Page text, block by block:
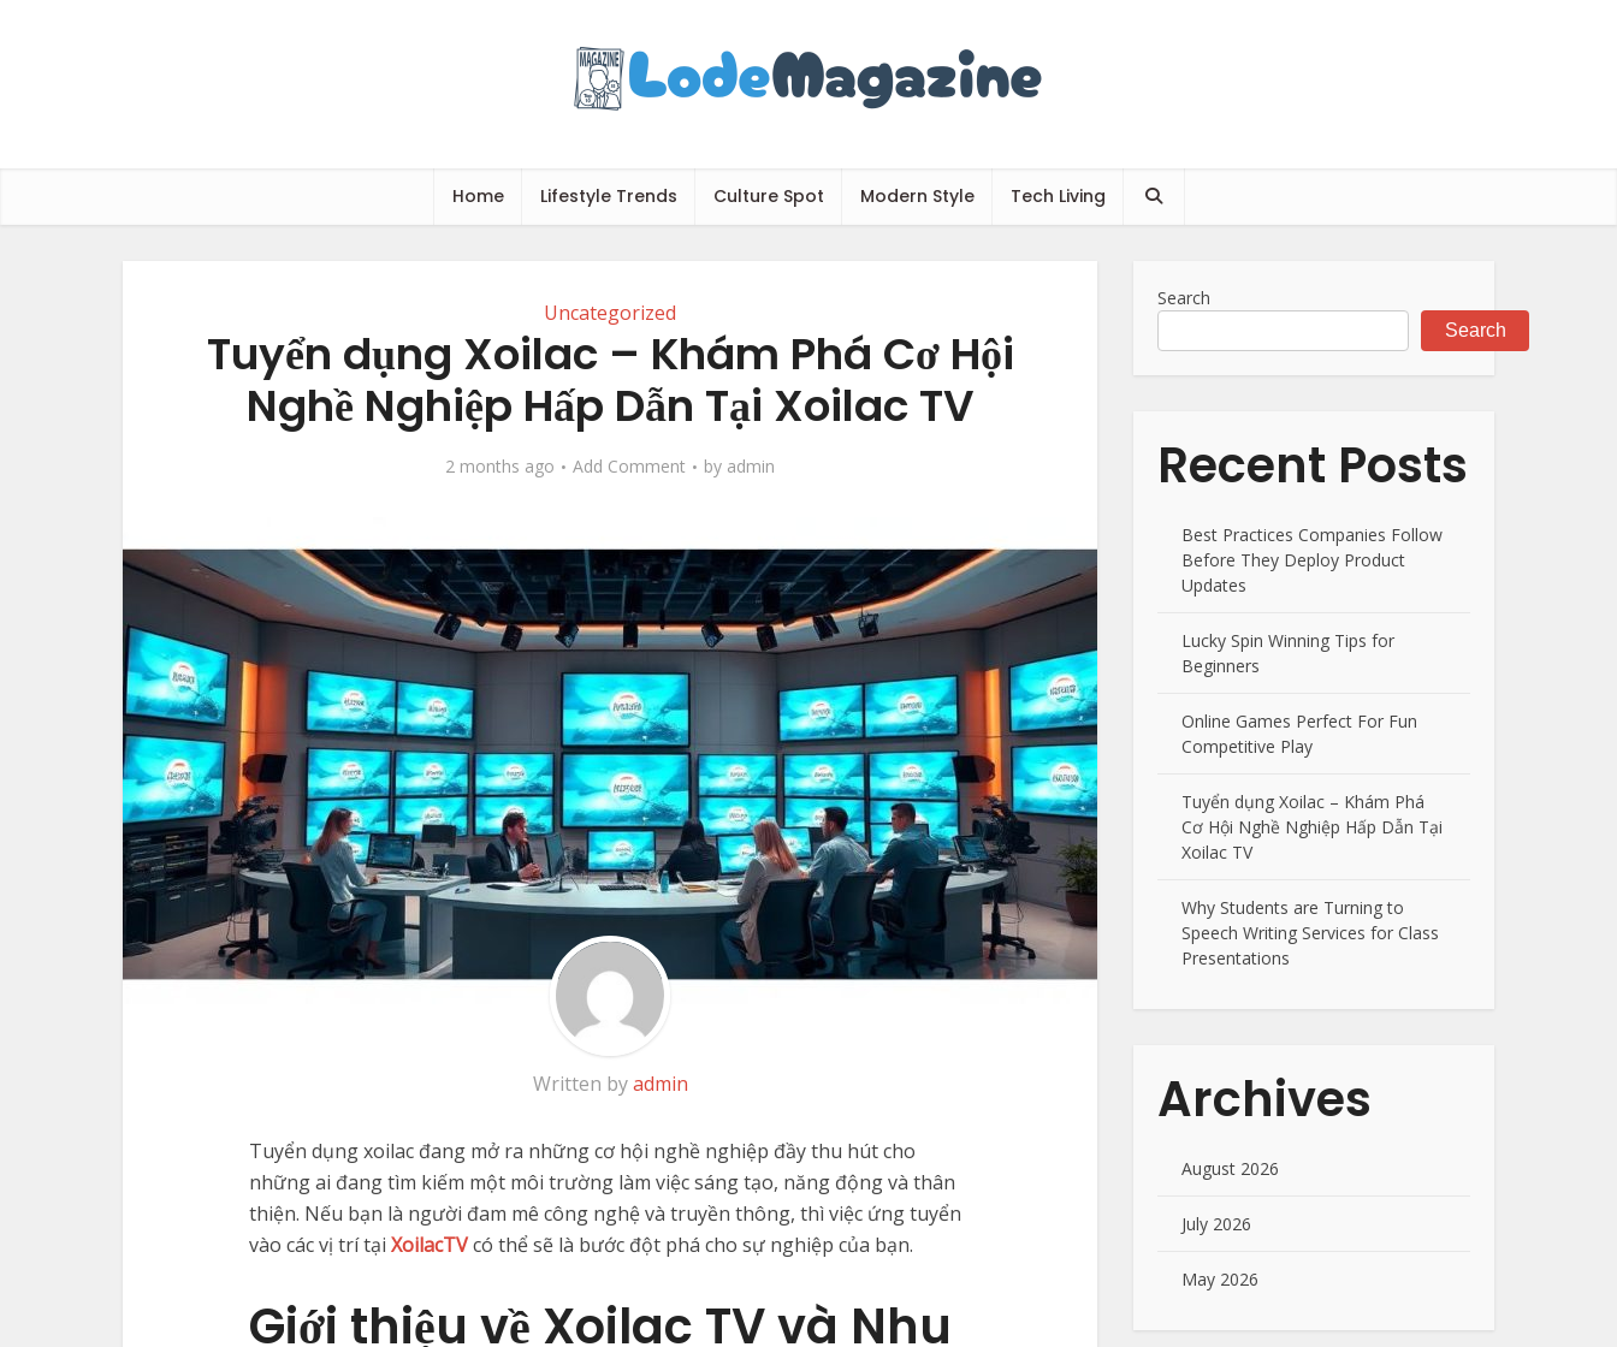
Home Lifestyle Trends Culture Spot Modern Style Tech Living
Uncategorized
Tuyển dụng Xoilac – Khám Phá Cơ Hội
Nghề Nghiệp Hấp Dẫn Tại Xoilac TV
2 months ago Add Comment by admin
Written byadmin
Tuyển dụng xoilac đang mở ra những cơ hội nghề nghiệp đầy thu hút cho
những ai đang tìm kiếm một môi trường làm việc sáng tạo, năng động và thân
thiện. Nếu bạn là người đam mê công nghệ và truyền thông, thì việc ứng tuyển
vào các vị trí tại XoilacTVcó thể sẽ là bước đột phá cho sự nghiệp của bạn.
Giới thiệu về Xoilac TV và Nhu
Search
Search
Recent Posts
Best Practices Companies Follow
Before They Deploy Product
Updates
Lucky Spin Winning Tips for
Beginners
Online Games Perfect For Fun
Competitive Play
Tuyển dụng Xoilac – Khám Phá
Cơ Hội Nghề Nghiệp Hấp Dẫn Tại
Xoilac TV
Why Students are Turning to
Speech Writing Services for Class
Presentations
Archives
August 2026
July 2026
May 2026